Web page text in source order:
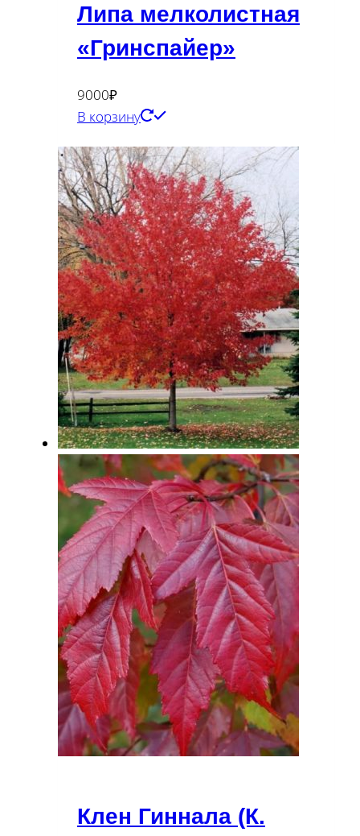
Липа мелколистная
«Гринспайер»
9000₽
В корзину
Клен Гиннала (К.